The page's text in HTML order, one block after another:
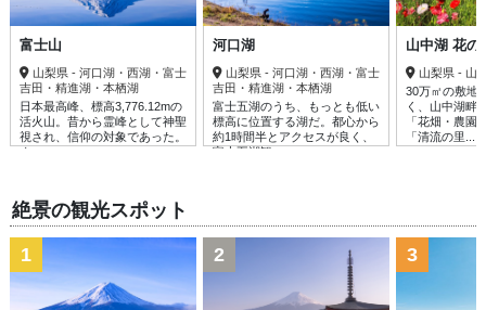
富士山
山梨県 - 河口湖・西湖・富士
吉田・精進湖・本栖湖
日本最高峰、標高3,776.12mの
活火山。昔から霊峰として神聖
視され、信仰の対象であった。
ま......
河口湖
山梨県 - 河口湖・西湖・富士
吉田・精進湖・本栖湖
富士五湖のうち、もっとも低い
標高に位置する湖だ。都心から
約1時間半とアクセスが良く、
富士五湖観......
山中湖 花の
山梨県 - 山
30万㎡の敷地
く、山中湖畔
「花畑・農園
「清流の里......
絶景の観光スポット
1 2 3